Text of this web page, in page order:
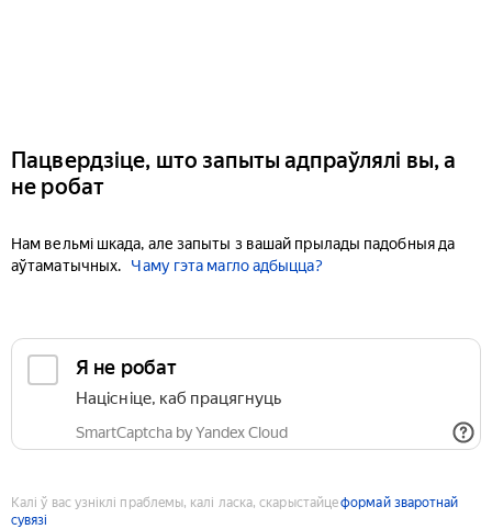
Пацвердзіце, што запыты адпраўлялі вы, а
не робат
Нам вельмі шкада, але запыты з вашай прылады падобныя да
аўтаматычных.
Чаму гэта магло адбыцца?
Я не робат
Націсніце, каб працягнуць
SmartCaptcha by Yandex Cloud
Калі ў вас узніклі праблемы, калі ласка, скарыстайцеформай зваротнай
сувязі